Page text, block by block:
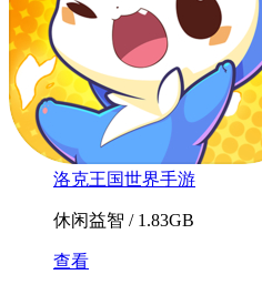
洛克王国世界手游
休闲益智 / 1.83GB
查看